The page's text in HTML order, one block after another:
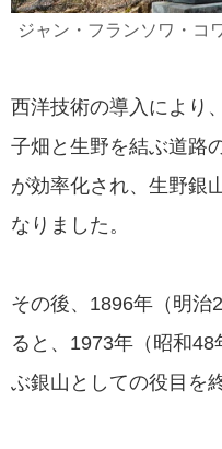
ジャン・フランソワ・コ
西洋技術の導入により
子畑と生野を結ぶ道路
が効率化され、生野銀
なりました。
その後、1896年（明治
ると、1973年（昭和
ぶ銀山としての役目を